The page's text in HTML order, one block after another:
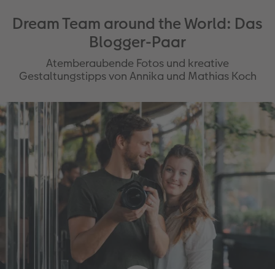
Dream Team around the World: Das
Blogger-Paar
Atemberaubende Fotos und kreative
Gestaltungstipps von Annika und Mathias Koch